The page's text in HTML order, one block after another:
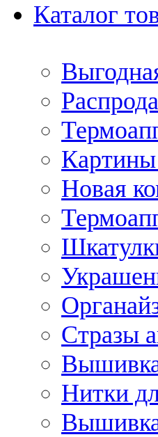
Каталог
Картины
Новая
Стразы
Нитки